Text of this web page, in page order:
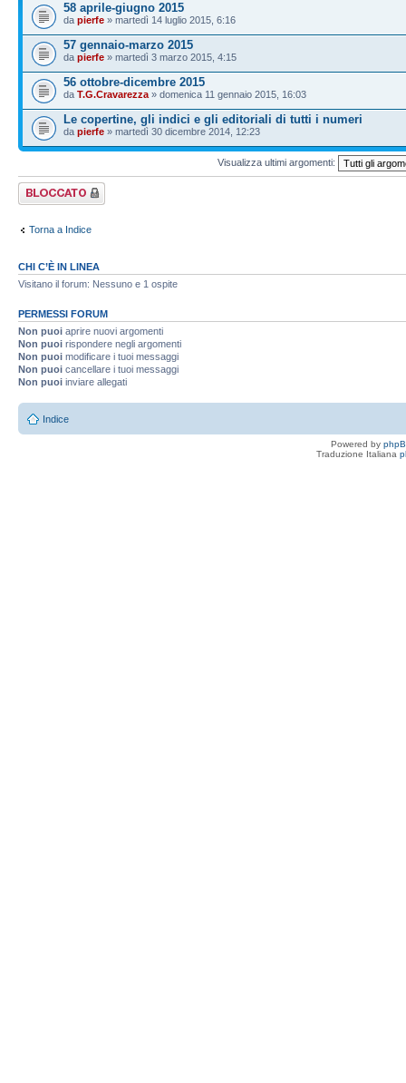
58 aprile-giugno 2015
da pierfe » martedì 14 luglio 2015, 6:16
57 gennaio-marzo 2015
da pierfe » martedì 3 marzo 2015, 4:15
56 ottobre-dicembre 2015
da T.G.Cravarezza » domenica 11 gennaio 2015, 16:03
Le copertine, gli indici e gli editoriali di tutti i numeri
da pierfe » martedì 30 dicembre 2014, 12:23
Visualizza ultimi argomenti:
Forum bloccato
Torna a Indice
CHI C’È IN LINEA
Visitano il forum: Nessuno e 1 ospite
PERMESSI FORUM
Non puoi aprire nuovi argomenti
Non puoi rispondere negli argomenti
Non puoi modificare i tuoi messaggi
Non puoi cancellare i tuoi messaggi
Non puoi inviare allegati
Indice
Powered by
Traduzione Italiana